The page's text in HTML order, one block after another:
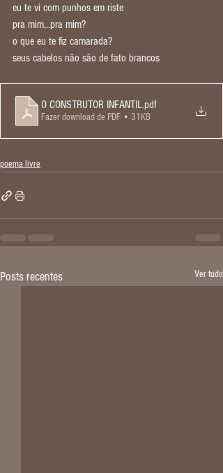
eu te vi com punhos em riste
pra mim...pra mim?
o que eu te fiz camarada?
seus cabelos não são de fato brancos
O CONSTRUTOR INFANTIL.pdf
Fazer download de PDF • 31KB
poema livre
Posts recentes Ver tudo